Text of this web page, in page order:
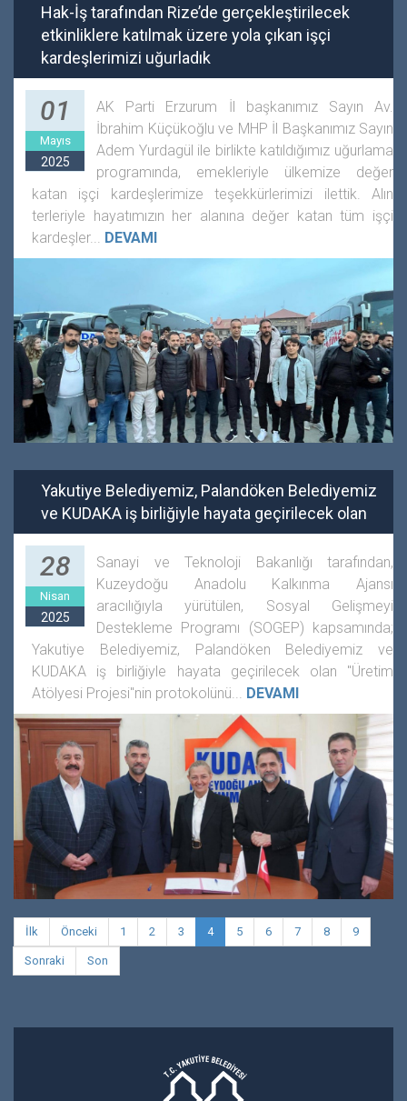
Hak-İş tarafından Rize’de gerçekleştirilecek
etkinliklere katılmak üzere yola çıkan işçi
kardeşlerimizi uğurladık
01
Mayıs
2025
AK Parti Erzurum İl başkanımız Sayın Av.
İbrahim Küçükoğlu ve MHP İl Başkanımız Sayın
Adem Yurdagül ile birlikte katıldığımız uğurlama
programında, emekleriyle ülkemize değer
katan işçi kardeşlerimize teşekkürlerimizi ilettik. Alın
terleriyle hayatımızın her alanına değer katan tüm işçi
kardeşler... DEVAMI
Yakutiye Belediyemiz, Palandöken Belediyemiz
ve KUDAKA iş birliğiyle hayata geçirilecek olan
28
Nisan
2025
Sanayi ve Teknoloji Bakanlığı tarafından,
Kuzeydoğu Anadolu Kalkınma Ajansı
aracılığıyla yürütülen, Sosyal Gelişmeyi
Destekleme Programı (SOGEP) kapsamında;
Yakutiye Belediyemiz, Palandöken Belediyemiz ve
KUDAKA iş birliğiyle hayata geçirilecek olan "Üretim
Atölyesi Projesi"nin protokolünü... DEVAMI
İlk Önceki 1 2 3 4 5 6 7 8 9
Sonraki Son